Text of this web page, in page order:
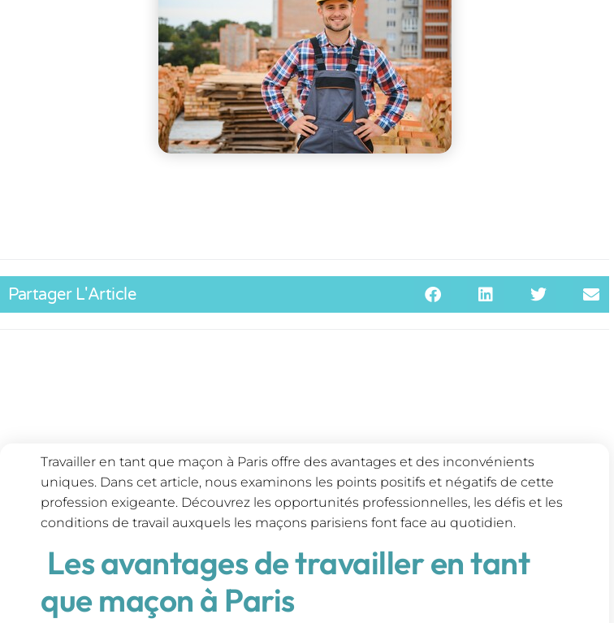
Partager L'Article
Travailler en tant que maçon à Paris offre des avantages et des inconvénients
uniques. Dans cet article, nous examinons les points positifs et négatifs de cette
profession exigeante. Découvrez les opportunités professionnelles, les défis et les
conditions de travail auxquels les maçons parisiens font face au quotidien.
Les avantages de travailler en tant
que maçon à Paris